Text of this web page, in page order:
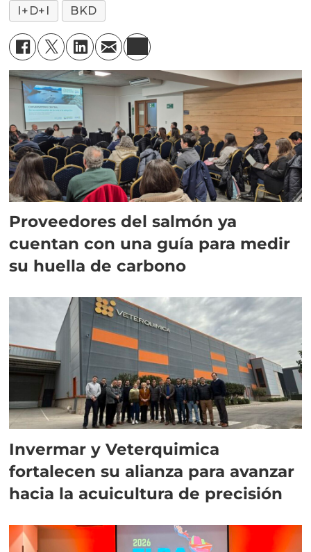
I+D+I BKD
Proveedores del salmón ya
cuentan con una guía para medir
su huella de carbono
Invermar y Veterquimica
fortalecen su alianza para avanzar
hacia la acuicultura de precisión